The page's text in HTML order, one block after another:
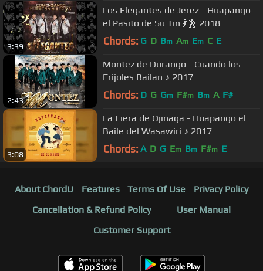
3:39
Los Elegantes de Jerez - Huapango
el Pasito de Su Tin 💃🕺 2018
Chords: G D Bm Am Em C E
2:43
Montez de Durango - Cuando los
Frijoles Bailan ♪ 2017
Chords: D G Gm F#m Bm A F#
3:08
La Fiera de Ojinaga - Huapango el
Baile del Wasawiri ♪ 2017
Chords: A D G Em Bm F#m E
About ChordU Features Terms Of Use
Privacy Policy
Cancellation & Refund Policy
User Manual
Customer Support